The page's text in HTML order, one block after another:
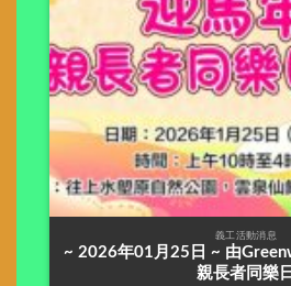
義工活動消息
~ 2026年01月25日 ~ 由
親長者同樂日